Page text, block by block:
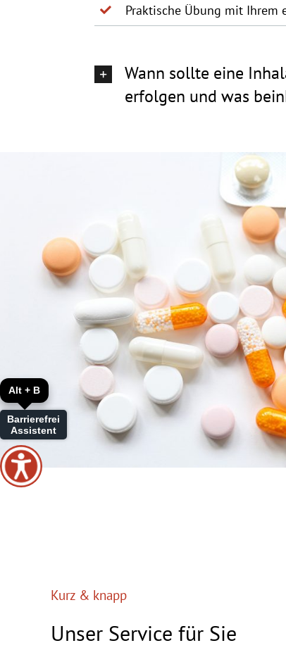
Praktische Übung mit Ihrem
Wann sollte eine
erfolgen und was
Kurz & knapp
Unser Service für Sie
Alt + B
Barrierefrei
Assistent